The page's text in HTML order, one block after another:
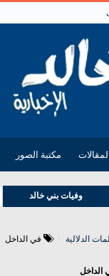
المقالات مكتبة الصور
مناسبات بني خالد
وفيات بني خالد
الدلالية في الداخل
الداخل